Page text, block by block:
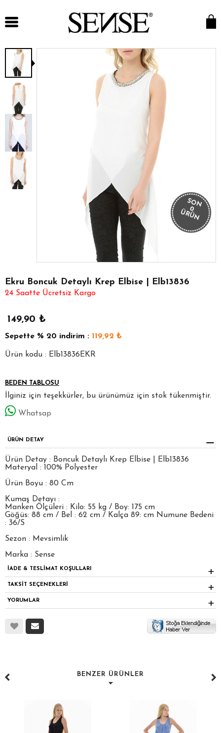
SON
0
ÜRÜN
Ekru Boncuk Detaylı Krep Elbise | Elb13836
24 Saatte Ücretsiz Kargo
149,90 ₺
Sepette % 20 indirim : 119,92 ₺
Ürün kodu : Elb13836EKR
BEDEN TABLOSU
İlginiz için teşekkürler, bu ürünümüz için stok tükenmiştir.
Whatsap
ÜRÜN DETAY
Ürün Detay : Boncuk Detaylı Krep Elbise | Elb13836
Materyal : 100% Polyester
Ürün Boyu : 80 Cm
Kumaş Detayı :
Manken Ölçüleri : Kilo: 55 kg / Boy: 175 cm
Göğüs: 88 cm / Bel : 62 cm / Kalça 89: cm Numune Bedeni
: 36/S
Sezon : Mevsimlik
Marka : Sense
İADE & TESLİMAT KOŞULLARI
TAKSİT SEÇENEKLERİ
YORUMLAR
BENZER ÜRÜNLER